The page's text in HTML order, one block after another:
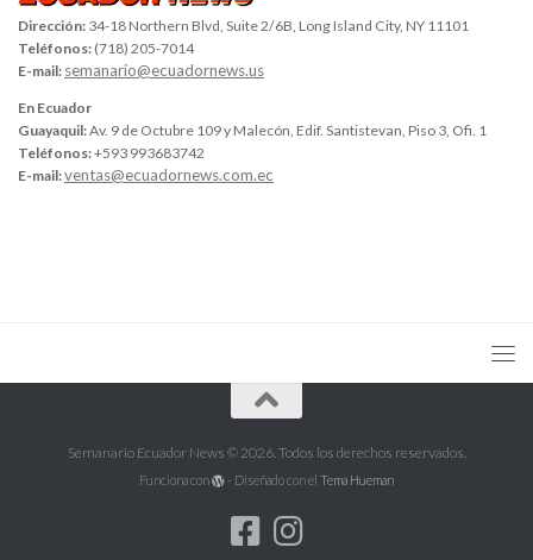
Dirección: 34-18 Northern Blvd, Suite 2/6B, Long Island City, NY 11101
Teléfonos: (718) 205-7014
E-mail: semanario@ecuadornews.us
En Ecuador
Guayaquil:Av. 9 de Octubre 109 y Malecón, Edif. Santistevan, Piso 3, Ofi. 1
Teléfonos:+593 993683742
E-mail:ventas@ecuadornews.com.ec
Semanario Ecuador News © 2026. Todos los derechos reservados.
Funciona con - Diseñado con el Tema Hueman